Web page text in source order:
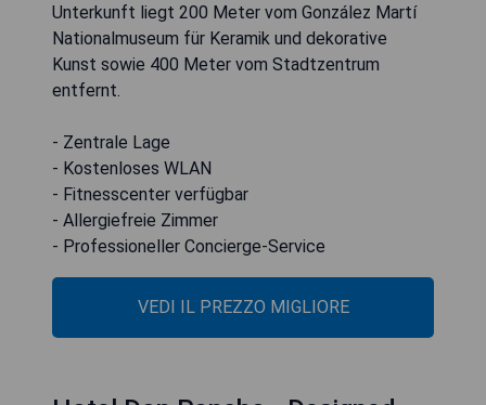
Unterkunft liegt 200 Meter vom González Martí
Nationalmuseum für Keramik und dekorative
Kunst sowie 400 Meter vom Stadtzentrum
entfernt.
- Zentrale Lage
- Kostenloses WLAN
- Fitnesscenter verfügbar
- Allergiefreie Zimmer
- Professioneller Concierge-Service
VEDI IL PREZZO MIGLIORE